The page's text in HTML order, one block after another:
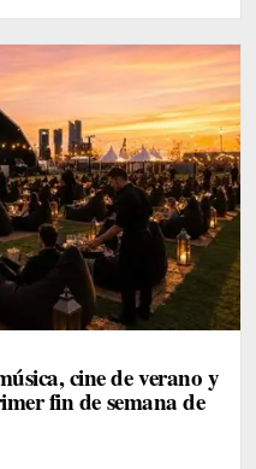
cine de verano y
fin de semana de